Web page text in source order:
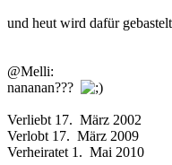
und heut wird dafür
@Melli:
nananan???
Verliebt 17. März 2002
Verlobt 17. März 2009
Verheiratet 1. Mai 2010